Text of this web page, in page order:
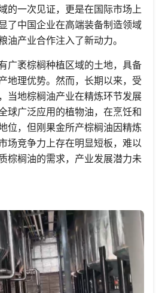
的一次见证，更是在国际市场上
了中国企业在高端装备制造领域
油产业合作注入了新动力。
广袤棕榈种植区域的土地，具备
地理优势。然而，长期以来，受
当地棕榈油产业在精炼环节发展
球广泛应用的植物油，在烹饪和
位，但刚果金所产棕榈油因精炼
场竞争力上存在明显短板，难以
棕榈油的需求，产业发展潜力未